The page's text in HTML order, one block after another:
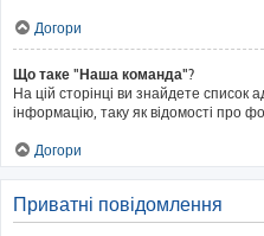
Догори
Що таке "Наша команда"?
На цій сторінці ви знайдете список
інформацію, таку як відомості про
Догори
Приватні повідомлення